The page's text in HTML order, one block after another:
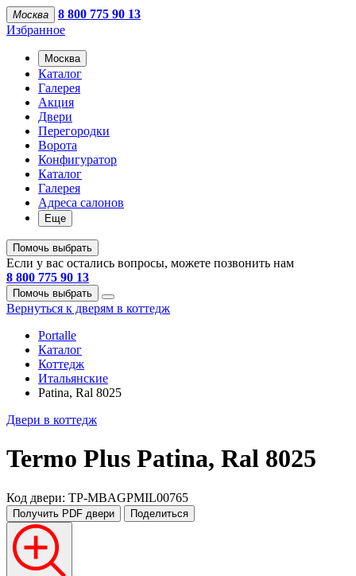
Москва
8 800 775 90 13
Избранное
Москва
Каталог
Галерея
Акция
Двери
Перегородки
Ворота
Конфигуратор
Каталог
Галерея
Адреса салонов
Еще
Помочь выбрать
Если у вас остались вопросы, можете позвонить нам
8 800 775 90 13
Помочь выбрать
Вернуться к дверям в коттедж
Portalle
Каталог
Коттедж
Итальянские
Patina, Ral 8025
Двери в коттедж
Termo Plus Patina, Ral 8025
Код двери: TP-MBAGPMIL00765
Получить PDF двери Поделиться